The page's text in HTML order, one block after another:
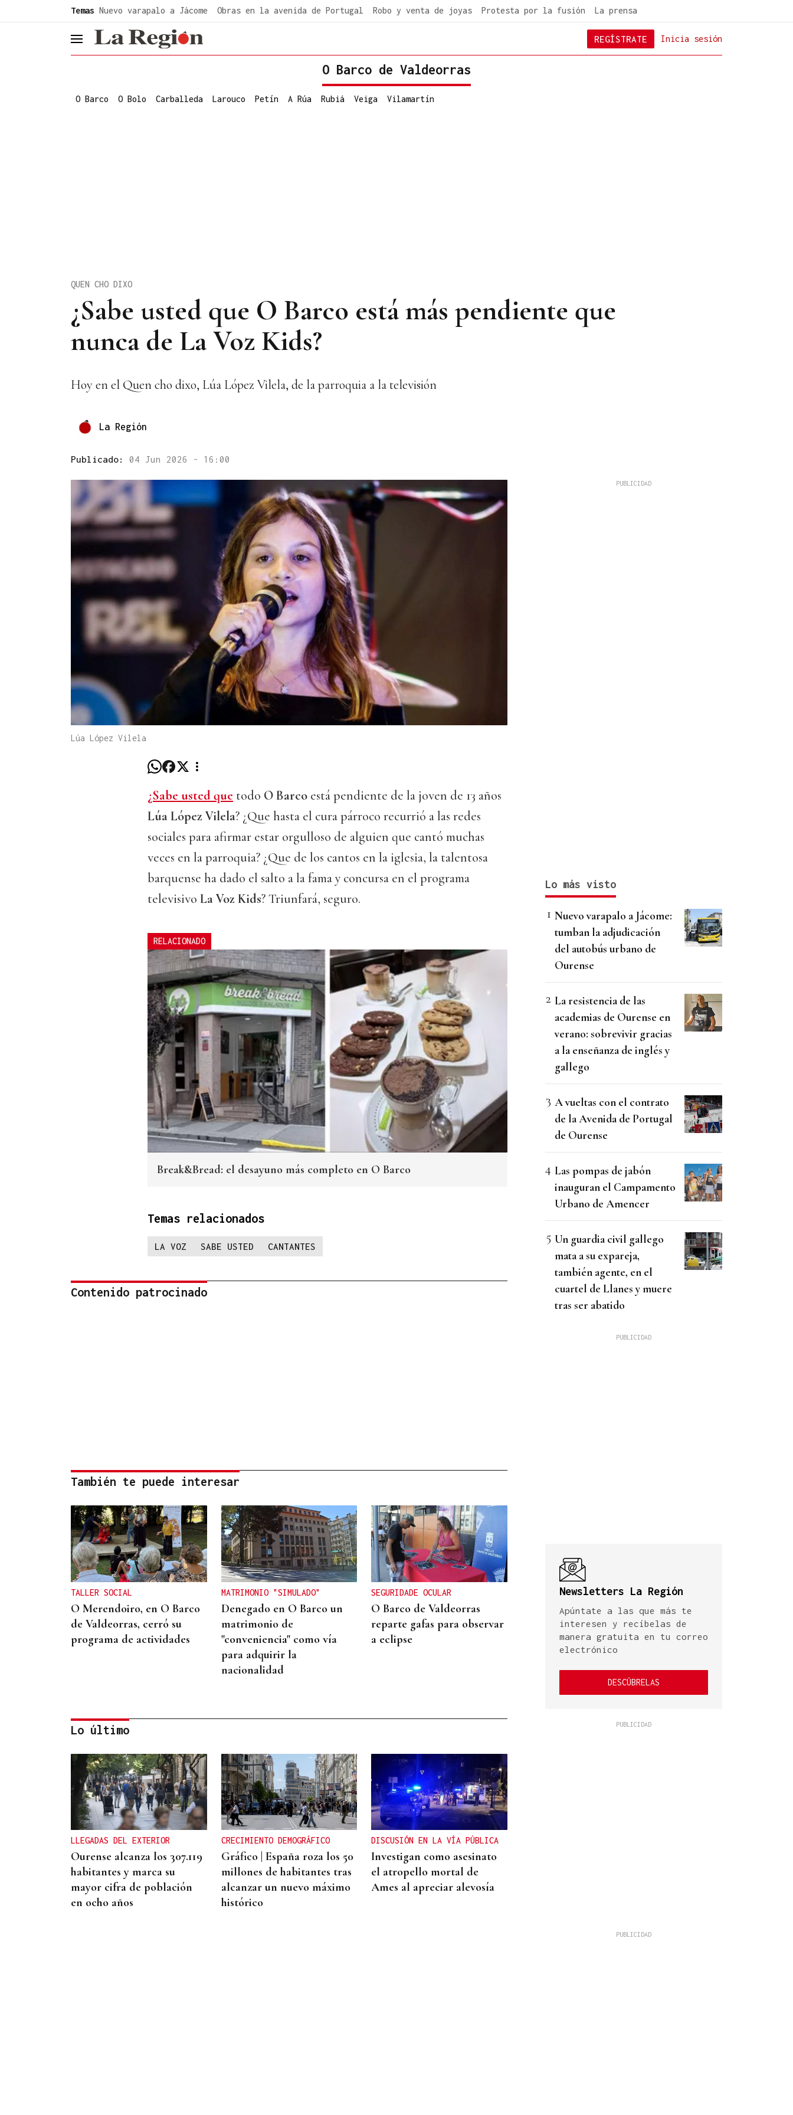
Temas Nuevo varapalo a Jácome Obras en la avenida de Portugal Robo y venta de joyas Protesta por la fusión La prensa
header.menu.open Inicia sesión
REGÍSTRATE
O Barco de Valdeorras
O Barco O Bolo Carballeda Larouco Petín A Rúa Rubiá Veiga Vilamartín
¿Sabe usted que O Barco está más pendiente que
nunca de La Voz Kids?
QUEN CHO DIXO
Hoy en el Quen cho dixo, Lúa López Vilela, de la parroquia a la televisión
La Región
Publicado: 04 Jun 2026 - 16:00
Lúa López Vilela
¿Sabe usted que todo O Barco está pendiente de la joven de 13 años
Lúa López Vilela? ¿Que hasta el cura párroco recurrió a las redes
sociales para afirmar estar orgulloso de alguien que cantó muchas
veces en la parroquia? ¿Que de los cantos en la iglesia, la talentosa
barquense ha dado el salto a la fama y concursa en el programa
televisivo La Voz Kids? Triunfará, seguro.
RELACIONADO
Break&Bread: el desayuno más completo en O Barco
Temas relacionados
LA VOZ SABE USTED CANTANTES
Contenido patrocinado
También te puede interesar
TALLER SOCIAL
O Merendoiro, en O Barco
de Valdeorras, cerró su
programa de actividades
MATRIMONIO "SIMULADO"
Denegado en O Barco un
matrimonio de
"conveniencia" como vía
para adquirir la
nacionalidad
SEGURIDADE OCULAR
O Barco de Valdeorras
reparte gafas para observar
a eclipse
XIV EDICIÓN
Carmela despide el ciclo De
Perto con "Vinde Todas"
Lo último
LLEGADAS DEL EXTERIOR
Ourense alcanza los 307.119
habitantes y marca su
mayor cifra de población
en ocho años
CRECIMIENTO DEMOGRÁFICO
Gráfico | España roza los 50
millones de habitantes tras
alcanzar un nuevo máximo
histórico
DISCUSIÓN EN LA VÍA PÚBLICA
Investigan como asesinato
el atropello mortal de
Ames al apreciar alevosía
Lo más visto
Nuevo varapalo a Jácome:
tumban la adjudicación
del autobús urbano de
Ourense
La resistencia de las
academias de Ourense en
verano: sobrevivir gracias
a la enseñanza de inglés y
gallego
A vueltas con el contrato
de la Avenida de Portugal
de Ourense
Las pompas de jabón
inauguran el Campamento
Urbano de Amencer
Un guardia civil gallego
mata a su expareja,
también agente, en el
cuartel de Llanes y muere
tras ser abatido
Newsletters La Región
Apúntate a las que más te
interesen y recíbelas de
manera gratuita en tu correo
electrónico
DESCÚBRELAS